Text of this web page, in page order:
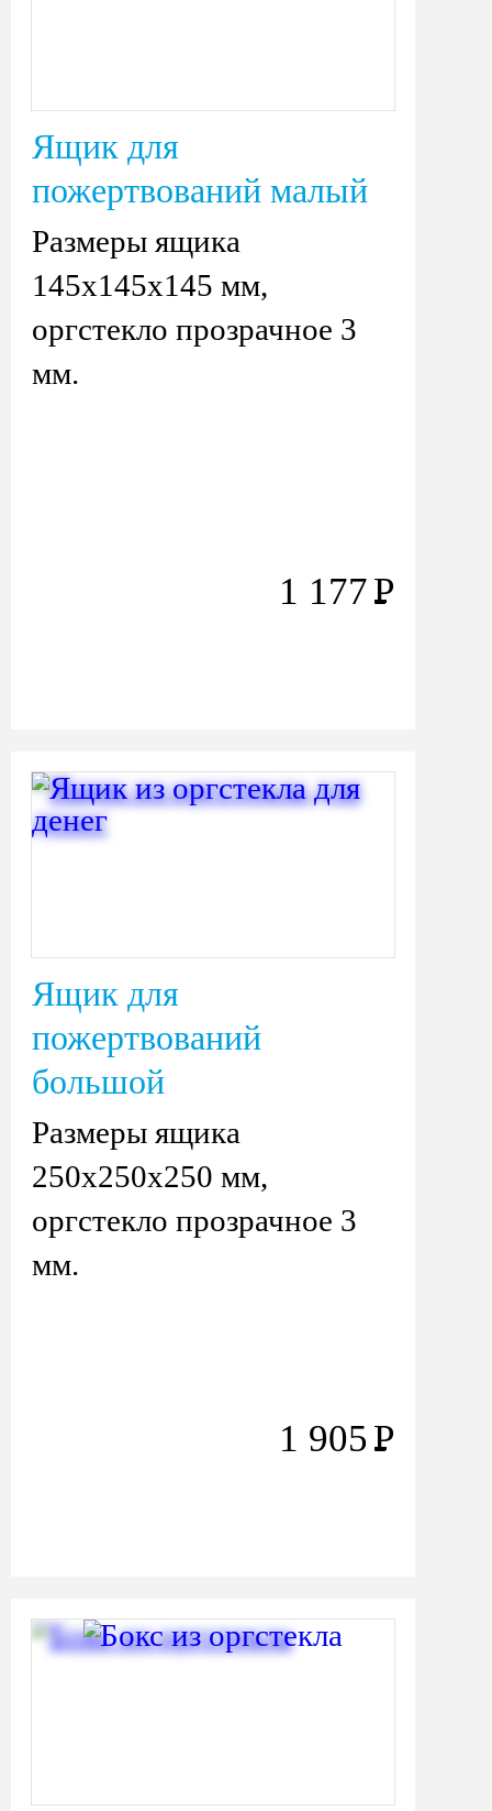
Ящик для
пожертвований малый
Размеры ящика
145х145х145 мм,
оргстекло прозрачное 3
мм.
1 177Р
Ящик для
пожертвований
большой
Размеры ящика
250х250х250 мм,
оргстекло прозрачное 3
мм.
1 905Р